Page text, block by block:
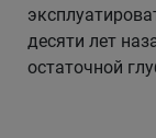
десяти лет
остаточной